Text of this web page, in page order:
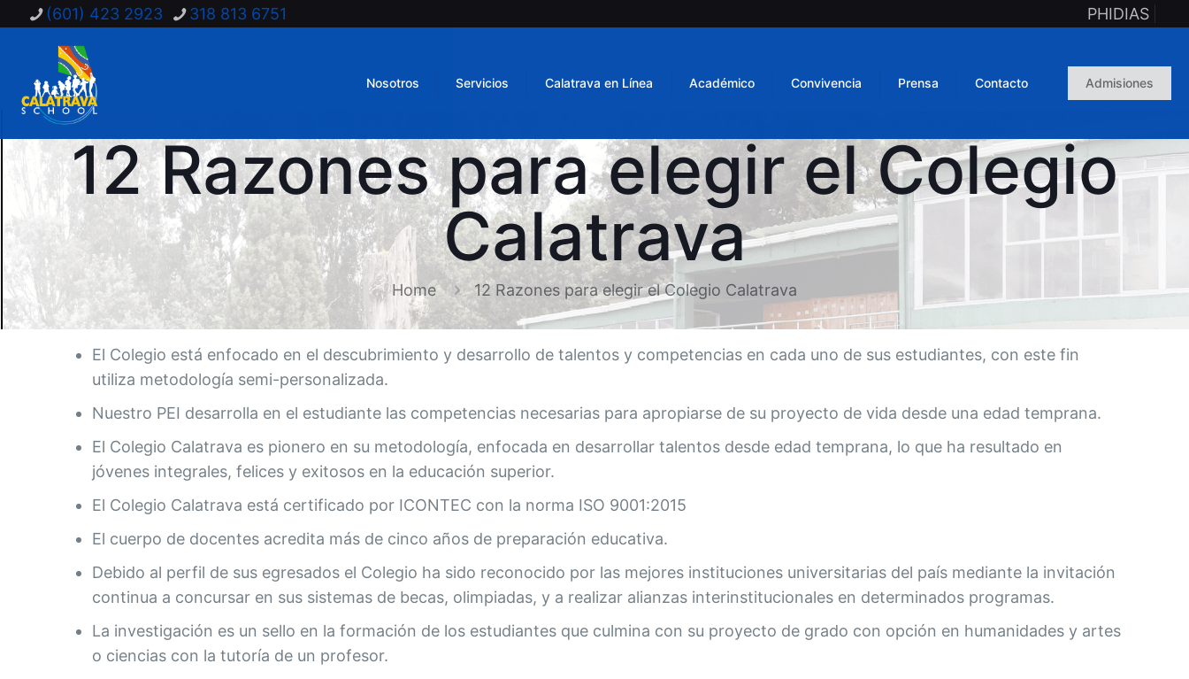
(601) 423 2923 318 813 6751 PHIDIAS
Nosotros Servicios Calatrava en Línea Académico Convivencia Prensa Contacto Admisiones
12 Razones para elegir el Colegio
Calatrava
Home 12 Razones para elegir el Colegio Calatrava
El Colegio está enfocado en el descubrimiento y desarrollo de talentos y competencias en cada uno de sus estudiantes, con este fin
utiliza metodología semi-personalizada.
Nuestro PEI desarrolla en el estudiante las competencias necesarias para apropiarse de su proyecto de vida desde una edad temprana.
El Colegio Calatrava es pionero en su metodología, enfocada en desarrollar talentos desde edad temprana, lo que ha resultado en
jóvenes integrales, felices y exitosos en la educación superior.
El Colegio Calatrava está certificado por ICONTEC con la norma ISO 9001:2015
El cuerpo de docentes acredita más de cinco años de preparación educativa.
Debido al perfil de sus egresados el Colegio ha sido reconocido por las mejores instituciones universitarias del país mediante la invitación
continua a concursar en sus sistemas de becas, olimpiadas, y a realizar alianzas interinstitucionales en determinados programas.
La investigación es un sello en la formación de los estudiantes que culmina con su proyecto de grado con opción en humanidades y artes
o ciencias con la tutoría de un profesor.